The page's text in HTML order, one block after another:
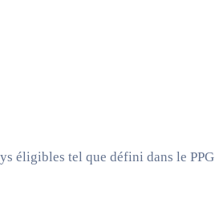
éligibles tel que défini dans le PPG